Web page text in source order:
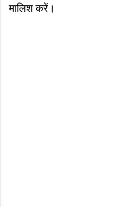
मालिश करें।